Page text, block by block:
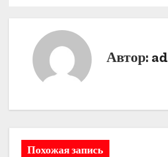
я
Автор:
Похожая запись